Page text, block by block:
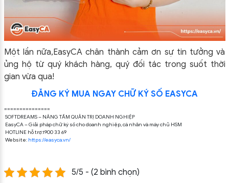
Một lần nữa,EasyCA chân thành cảm ơn sự tin tưởng và
ủng hộ từ quý khách hàng, quý đối tác trong suốt thời
gian vừa qua!
ĐĂNG KÝ MUA NGAY CHỮ KÝ SỐ EASYCA
===============
SOFTDREAMS – NÂNG TẦM QUẢN TRỊ DOANH NGHIỆP
EasyCA – Giải pháp chữ ký số cho doanh nghiệp, cá nhân và máy chủ HSM
HOTLINE hỗ trợ:1900 33 69
Website: https://easyca.vn/
5/5 - (2 bình chọn)